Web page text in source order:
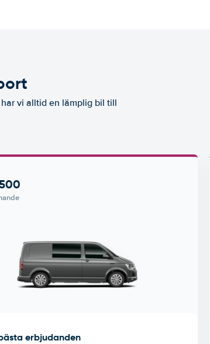
vi alltid en lämplig bil till
erbjudanden